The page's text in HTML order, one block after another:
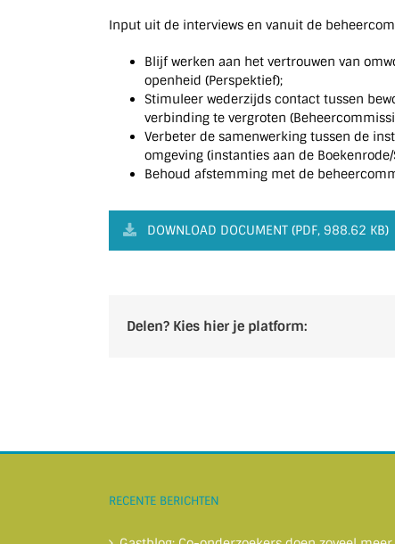
Input uit de interviews en vanuit de
Blijf werken aan het vertrouwen van
openheid (Perspektief);
Stimuleer wederzijds contact tussen
verbinding te vergroten
Verbeter de samenwerking tussen de
omgeving (instanties aan de Boekenrode/
Behoud afstemming met de
DOWNLOAD DOCUMENT (PDF, 988.62 KB)
Delen? Kies hier je platform:
RECENTE BERICHTEN